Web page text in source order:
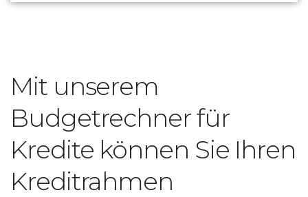
Mit unserem
Budgetrechner für
Kredite können Sie Ihren
Kreditrahmen